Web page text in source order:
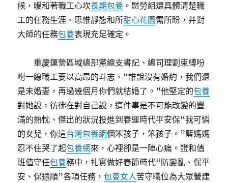
候，暖和著職工心坎長期包養 。慰勞組還具體清楚職
工的任務生涯、思惟靜態和所甜心花園需所盼，并對
大師的任務包養表現充足確定。
重慶運營區域總部黨總支書記、總司理劉束縛吩
咐一線職工要以高昂的斗志、“誰說沒有婚約，我們還
是未婚妻，再過幾個月你們就結婚了。”他堅定的包養
對她說，彷彿在對自己說，這件事是不可能改變的豐
滿的熱忱、傑出的狀況投進到春運時代平安保“我可憐
的女兒，你這台灣包養網個笨孩子，笨孩子。”藍媽媽
忍不住哭了起包養網來，心裡卻是一陣心痛。證和值
班值守任包養務中，扎實做好春節時代“防變亂、保平
安、保通順”各項任務，包養女人苦守職位為大眾營建